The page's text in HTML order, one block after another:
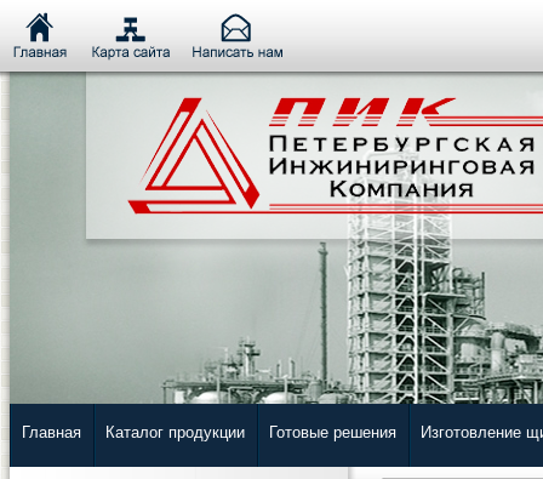
Главная Каталог продукции Готовые решения Изготовление